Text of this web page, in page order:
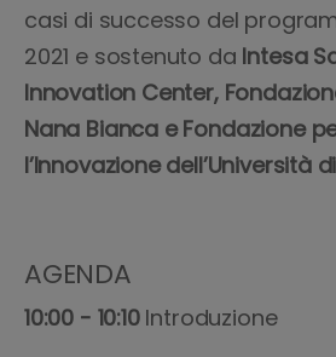
casi di successo del
2021 e sostenuto da Intesa
Innovation Center,
Nana Bianca e Fondazione
l’Innovazione dell’Università
AGENDA
10:00 - 10:10Introduzione